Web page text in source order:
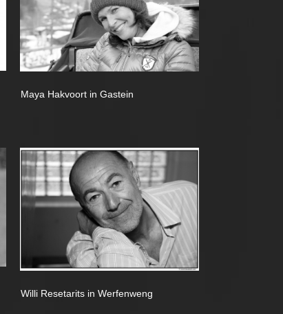
Maya Hakvoort in Gastein
Willi Resetarits in Werfenweng